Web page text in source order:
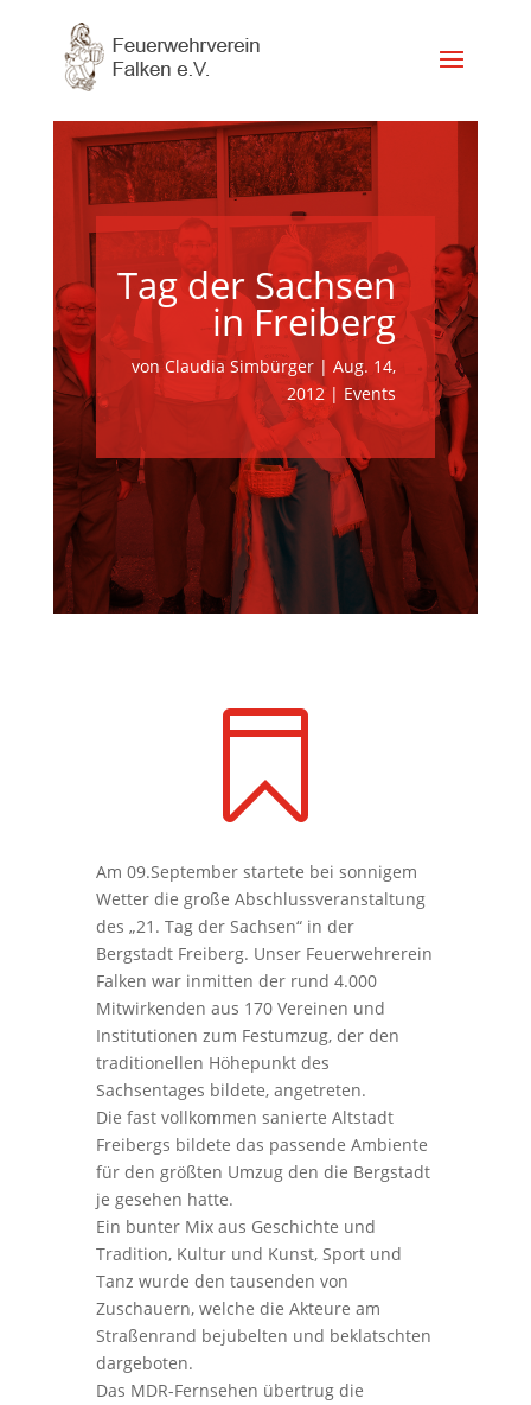
Tag der Sachsen
in Freiberg
vonClaudia Simbürger |Aug. 14,
2012| Events

Am 09.September startete bei sonnigem
Wetter die große Abschlussveranstaltung
des „21. Tag der Sachsen“ in der
Bergstadt Freiberg. Unser Feuerwehrerein
Falken war inmitten der rund 4.000
Mitwirkenden aus 170 Vereinen und
Institutionen zum Festumzug, der den
traditionellen Höhepunkt des
Sachsentages bildete, angetreten.
Die fast vollkommen sanierte Altstadt
Freibergs bildete das passende Ambiente
für den größten Umzug den die Bergstadt
je gesehen hatte.
Ein bunter Mix aus Geschichte und
Tradition, Kultur und Kunst, Sport und
Tanz wurde den tausenden von
Zuschauern, welche die Akteure am
Straßenrand bejubelten und beklatschten
dargeboten.
Das MDR-Fernsehen übertrug die